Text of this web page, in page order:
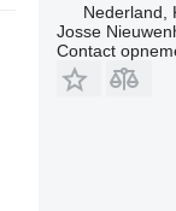
Nederland,
Josse
Contact